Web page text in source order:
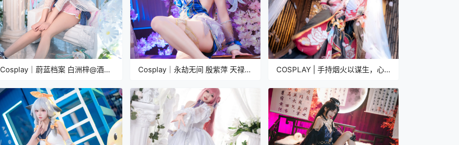
Cosplay｜蔚蓝档案 白洲梓@酒井
Cosplay｜永劫无间 殷紫萍 天禄瑞
COSPLAY | 手持烟火以谋生，心